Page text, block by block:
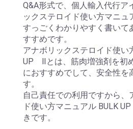
Q&A形式で、個人輸入代行ア
ックステロイド使い方マニュ
すっごくわかりやすく書いて
すすめです。
アナボリックステロイド使い
UP Ⅱとは、筋肉増強剤を初
におすすめでして、安全性を
す。
自己責任での利用ですから、
ド使い方マニュアル BULK
きです。